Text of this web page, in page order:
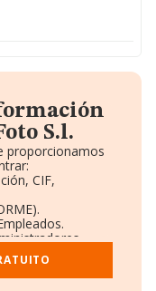
S.l.
proporcionamos
CIF,
otras empresas.